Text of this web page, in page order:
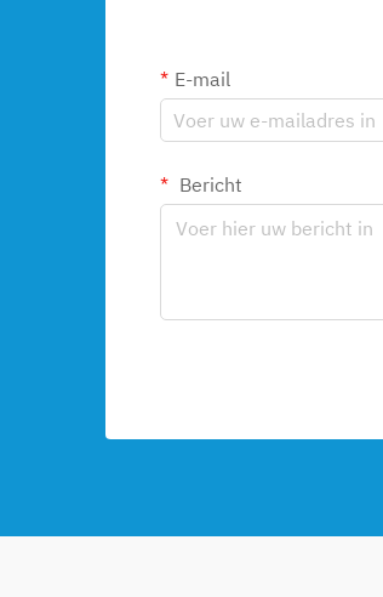
E-mail
Bericht